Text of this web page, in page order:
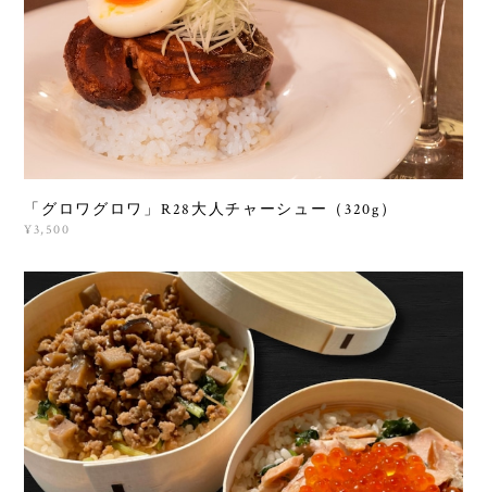
「グロワグロワ」R28大人チャーシュー（320g）
¥3,500